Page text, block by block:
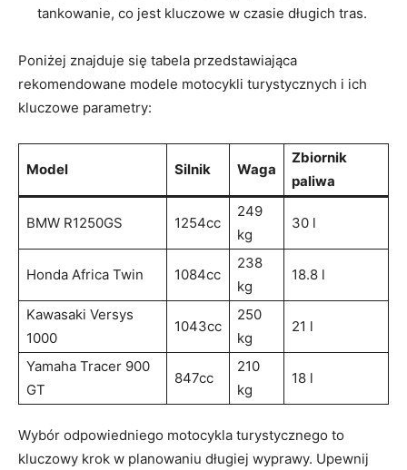
tankowanie, co jest kluczowe w czasie długich tras.
Poniżej znajduje się tabela przedstawiająca
rekomendowane modele motocykli turystycznych i ich
kluczowe parametry:
Model Silnik Waga
Zbiornik
paliwa
BMW R1250GS 1254cc
249
kg
30 l
Honda Africa Twin 1084cc
238
kg
18.8 l
Kawasaki Versys
1000
1043cc
250
kg
21 l
Yamaha Tracer 900
GT
847cc
210
kg
18 l
Wybór odpowiedniego motocykla turystycznego to
kluczowy krok w planowaniu długiej wyprawy. Upewnij